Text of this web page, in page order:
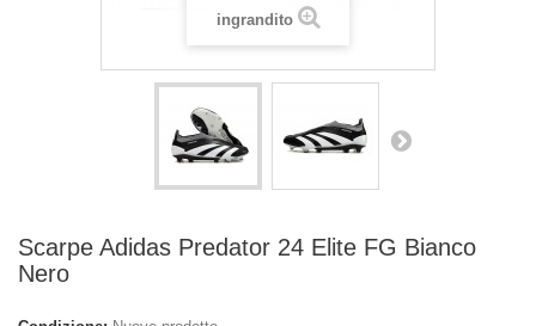
ingrandito
Scarpe Adidas Predator 24 Elite FG Bianco
Nero